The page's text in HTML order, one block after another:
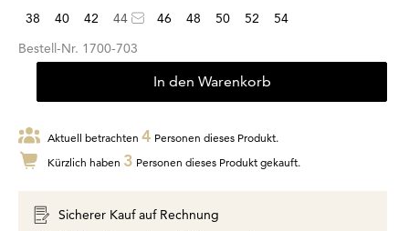
38 40 42 44 46 48 50 52
54
Bestell-Nr. 1700-703
In den Warenkorb
Aktuell betrachten 4 Personen dieses Produkt.
Kürzlich haben 3 Personen dieses Produkt gekauft.
Sicherer Kauf auf Rechnung